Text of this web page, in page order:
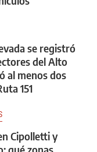
se registró
del Alto
al menos dos
151
Cipolletti y